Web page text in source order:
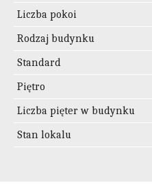
Liczba pokoi
Rodzaj budynku
Standard
Piętro
Liczba pięter w budynku
Stan lokalu